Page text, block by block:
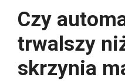
Czy
trwalszy
skrzynia